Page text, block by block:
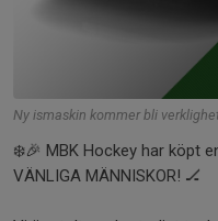
Ny ismaskin kommer bli
❄️🎉 MBK Hockey har köpt
VÄNLIGA MÄNNISKOR! 🏒